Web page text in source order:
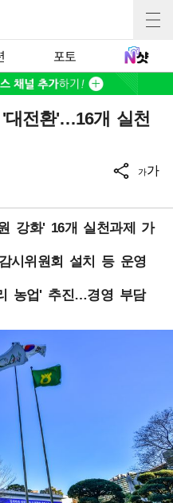
포토
대전환'…16개 실천
가가
강화' 16개 실천과제 가
시위원회 설치 등 운영
농업' 추진…경영 부담